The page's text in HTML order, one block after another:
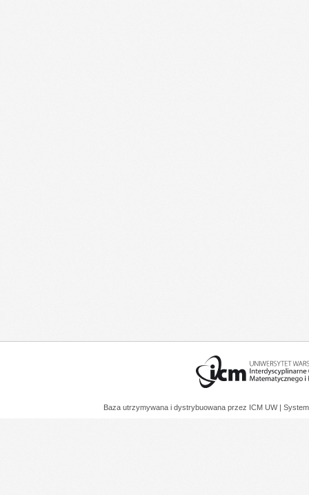
Baza utrzymywana i dystrybuowana przez ICM UW |